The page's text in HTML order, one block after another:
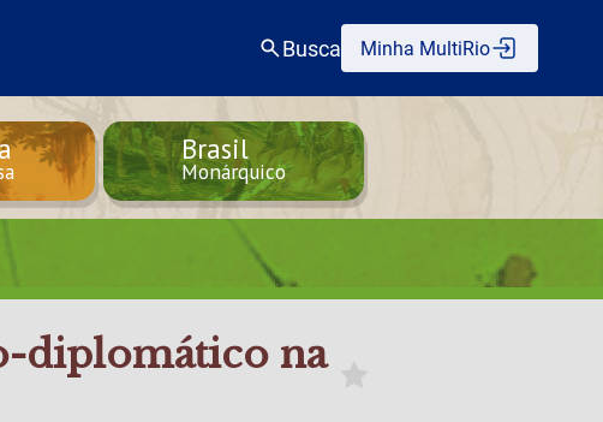
Busca Minha MultiRio
Brasil
Monárquico
diplomático na